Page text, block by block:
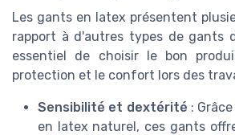
Les gants en latex présentent
rapport à d'autres types de gants
essentiel de choisir le bon
protection et le confort lors des
Sensibilité et dextérité :
en latex naturel, ces gants